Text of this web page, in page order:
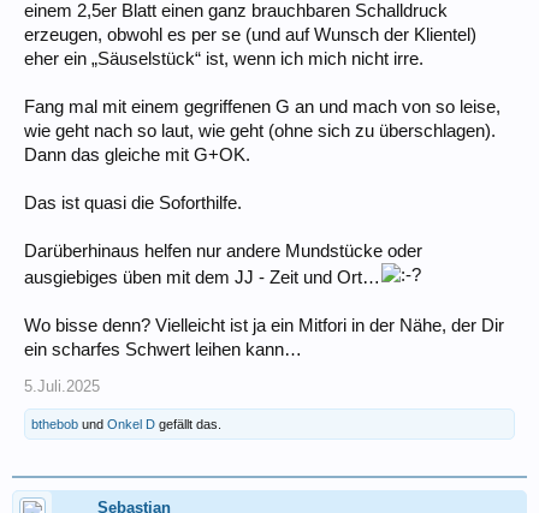
einem 2,5er Blatt einen ganz brauchbaren Schalldruck
erzeugen, obwohl es per se (und auf Wunsch der Klientel)
eher ein „Säuselstück“ ist, wenn ich mich nicht irre.
Fang mal mit einem gegriffenen G an und mach von so leise,
wie geht nach so laut, wie geht (ohne sich zu überschlagen).
Dann das gleiche mit G+OK.
Das ist quasi die Soforthilfe.
Darüberhinaus helfen nur andere Mundstücke oder
ausgiebiges üben mit dem JJ - Zeit und Ort…
Wo bisse denn? Vielleicht ist ja ein Mitfori in der Nähe, der Dir
ein scharfes Schwert leihen kann…
5.Juli.2025
bthebob und Onkel D gefällt das.
Sebastian